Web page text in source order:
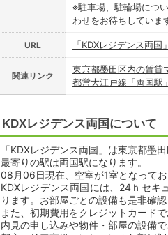
※駐車場、駐輪場につ
わせをお待ちしていま
URL 「KDXレジデンス両国
関連リンク
東京都墨田区内の賃貸
都営大江戸線「両国駅
KDXレジデンス両国について
「KDXレジデンス両国」は東京都墨
最寄りの駅は両国駅になります。
08月06日現在、空室が1室となってお
KDXレジデンス両国には、24ｈセキ
ります。お部屋ごとの設備も是非確認
また、初期費用をクレジットカード
内見の申し込みや物件・部屋の設備